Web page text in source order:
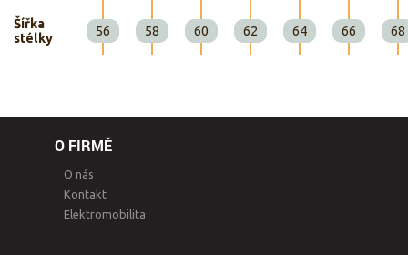
Šířka
stélky
56 58 60 62 64 66 68
O FIRMĚ
O nás
Kontakt
Elektromobilita